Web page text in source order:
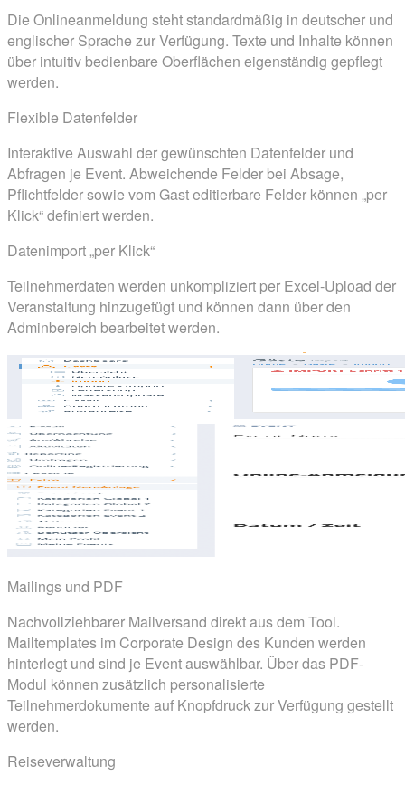
Die Onlineanmeldung steht standardmäßig in deutscher und
englischer Sprache zur Verfügung. Texte und Inhalte können
über intuitiv bedienbare Oberflächen eigenständig gepflegt
werden.
Flexible Datenfelder
Interaktive Auswahl der gewünschten Datenfelder und
Abfragen je Event. Abweichende Felder bei Absage,
Pflichtfelder sowie vom Gast editierbare Felder können „per
Klick“ definiert werden.
Datenimport „per Klick“
Teilnehmerdaten werden unkompliziert per Excel-Upload der
Veranstaltung hinzugefügt und können dann über den
Adminbereich bearbeitet werden.
Mailings und PDF
Nachvollziehbarer Mailversand direkt aus dem Tool.
Mailtemplates im Corporate Design des Kunden werden
hinterlegt und sind je Event auswählbar. Über das PDF-
Modul können zusätzlich personalisierte
Teilnehmerdokumente auf Knopfdruck zur Verfügung gestellt
werden.
Reiseverwaltung